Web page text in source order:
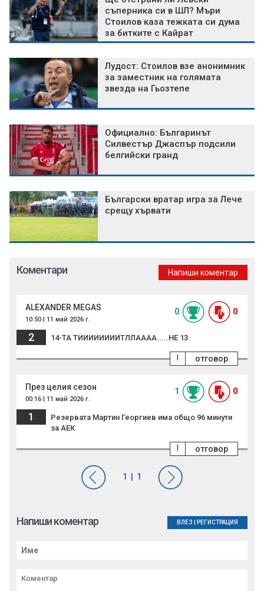
съперника си в ШЛ? Мъри
Стоилов каза тежката си дума
за битките с Кайрат
Лудост: Стоилов взе анонимник
за заместник на голямата
звезда на Гьозтепе
Официално: Българинът
Силвестър Джаспър подсили
белгийски гранд
Български вратар игра за Лече
срещу хървати
Коментари Напиши коментар
ALEXANDER MEGAS
10:50 | 11 май 2026 г.
0 0
2 14-ТА ТИИИИИИИИТЛЛАААА.....НЕ 13
отговор
!
През целия сезон
00:16 | 11 май 2026 г.
1 0
1
Резервата Мартин Георгиев има общо 96 минути
за АЕК
отговор
!
Напиши коментар ВЛЕЗ РЕГИСТРАЦИЯ